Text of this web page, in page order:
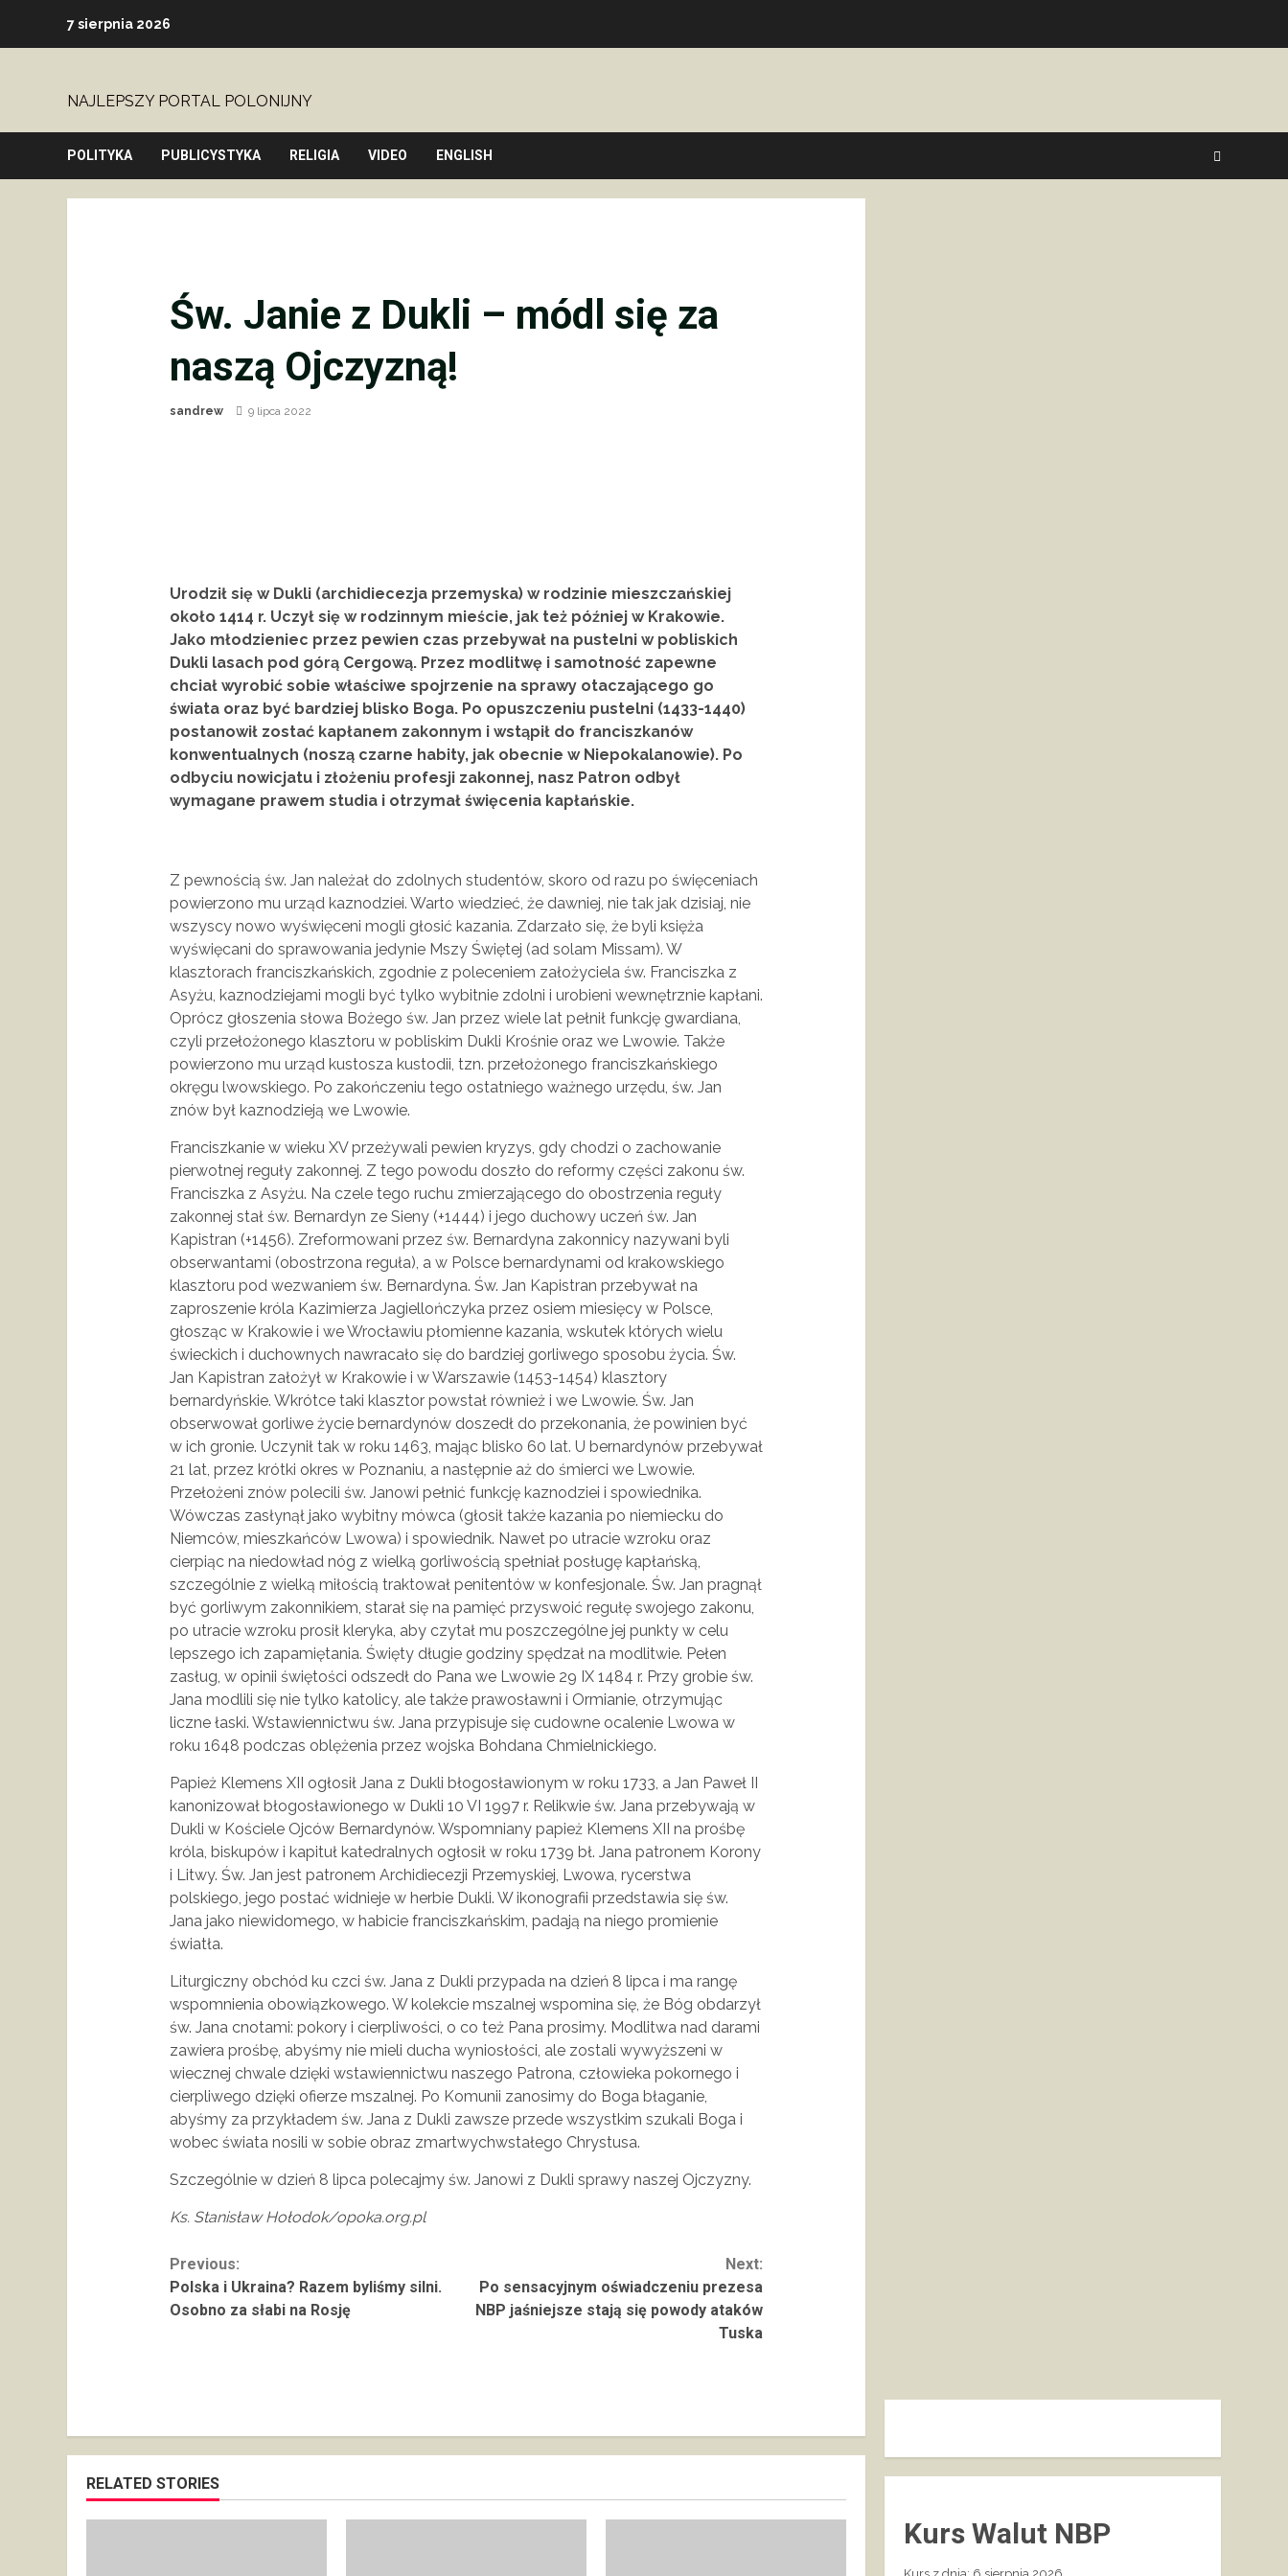
7 sierpnia 2026
NAJLEPSZY PORTAL POLONIJNY
POLITYKA PUBLICYSTYKA RELIGIA VIDEO ENGLISH
Św. Janie z Dukli – módl się za
naszą Ojczyzną!
sandrew 9 lipca 2022
Urodził się w Dukli (archidiecezja przemyska) w rodzinie mieszczańskiej
około 1414 r. Uczył się w rodzinnym mieście, jak też później w Krakowie.
Jako młodzieniec przez pewien czas przebywał na pustelni w pobliskich
Dukli lasach pod górą Cergową. Przez modlitwę i samotność zapewne
chciał wyrobić sobie właściwe spojrzenie na sprawy otaczającego go
świata oraz być bardziej blisko Boga. Po opuszczeniu pustelni (1433-1440)
postanowił zostać kapłanem zakonnym i wstąpił do franciszkanów
konwentualnych (noszą czarne habity, jak obecnie w Niepokalanowie). Po
odbyciu nowicjatu i złożeniu profesji zakonnej, nasz Patron odbył
wymagane prawem studia i otrzymał święcenia kapłańskie.
Z pewnością św. Jan należał do zdolnych studentów, skoro od razu po święceniach
powierzono mu urząd kaznodziei. Warto wiedzieć, że dawniej, nie tak jak dzisiaj, nie
wszyscy nowo wyświęceni mogli głosić kazania. Zdarzało się, że byli księża
wyświęcani do sprawowania jedynie Mszy Świętej (ad solam Missam). W
klasztorach franciszkańskich, zgodnie z poleceniem założyciela św. Franciszka z
Asyżu, kaznodziejami mogli być tylko wybitnie zdolni i urobieni wewnętrznie kapłani.
Oprócz głoszenia słowa Bożego św. Jan przez wiele lat pełnił funkcję gwardiana,
czyli przełożonego klasztoru w pobliskim Dukli Krośnie oraz we Lwowie. Także
powierzono mu urząd kustosza kustodii, tzn. przełożonego franciszkańskiego
okręgu lwowskiego. Po zakończeniu tego ostatniego ważnego urzędu, św. Jan
znów był kaznodzieją we Lwowie.
Franciszkanie w wieku XV przeżywali pewien kryzys, gdy chodzi o zachowanie
pierwotnej reguły zakonnej. Z tego powodu doszło do reformy części zakonu św.
Franciszka z Asyżu. Na czele tego ruchu zmierzającego do obostrzenia reguły
zakonnej stał św. Bernardyn ze Sieny (+1444) i jego duchowy uczeń św. Jan
Kapistran (+1456). Zreformowani przez św. Bernardyna zakonnicy nazywani byli
obserwantami (obostrzona reguła), a w Polsce bernardynami od krakowskiego
klasztoru pod wezwaniem św. Bernardyna. Św. Jan Kapistran przebywał na
zaproszenie króla Kazimierza Jagiellończyka przez osiem miesięcy w Polsce,
głosząc w Krakowie i we Wrocławiu płomienne kazania, wskutek których wielu
świeckich i duchownych nawracało się do bardziej gorliwego sposobu życia. Św.
Jan Kapistran założył w Krakowie i w Warszawie (1453-1454) klasztory
bernardyńskie. Wkrótce taki klasztor powstał również i we Lwowie. Św. Jan
obserwował gorliwe życie bernardynów doszedł do przekonania, że powinien być
w ich gronie. Uczynił tak w roku 1463, mając blisko 60 lat. U bernardynów przebywał
21 lat, przez krótki okres w Poznaniu, a następnie aż do śmierci we Lwowie.
Przełożeni znów polecili św. Janowi pełnić funkcję kaznodziei i spowiednika.
Wówczas zasłynął jako wybitny mówca (głosił także kazania po niemiecku do
Niemców, mieszkańców Lwowa) i spowiednik. Nawet po utracie wzroku oraz
cierpiąc na niedowład nóg z wielką gorliwością spełniał posługę kapłańską,
szczególnie z wielką miłością traktował penitentów w konfesjonale. Św. Jan pragnął
być gorliwym zakonnikiem, starał się na pamięć przyswoić regułę swojego zakonu,
po utracie wzroku prosił kleryka, aby czytał mu poszczególne jej punkty w celu
lepszego ich zapamiętania. Święty długie godziny spędzał na modlitwie. Pełen
zasług, w opinii świętości odszedł do Pana we Lwowie 29 IX 1484 r. Przy grobie św.
Jana modlili się nie tylko katolicy, ale także prawosławni i Ormianie, otrzymując
liczne łaski. Wstawiennictwu św. Jana przypisuje się cudowne ocalenie Lwowa w
roku 1648 podczas oblężenia przez wojska Bohdana Chmielnickiego.
Papież Klemens XII ogłosił Jana z Dukli błogosławionym w roku 1733, a Jan Paweł II
kanonizował błogosławionego w Dukli 10 VI 1997 r. Relikwie św. Jana przebywają w
Dukli w Kościele Ojców Bernardynów. Wspomniany papież Klemens XII na prośbę
króla, biskupów i kapituł katedralnych ogłosił w roku 1739 bł. Jana patronem Korony
i Litwy. Św. Jan jest patronem Archidiecezji Przemyskiej, Lwowa, rycerstwa
polskiego, jego postać widnieje w herbie Dukli. W ikonografii przedstawia się św.
Jana jako niewidomego, w habicie franciszkańskim, padają na niego promienie
światła.
Liturgiczny obchód ku czci św. Jana z Dukli przypada na dzień 8 lipca i ma rangę
wspomnienia obowiązkowego. W kolekcie mszalnej wspomina się, że Bóg obdarzył
św. Jana cnotami: pokory i cierpliwości, o co też Pana prosimy. Modlitwa nad darami
zawiera prośbę, abyśmy nie mieli ducha wyniosłości, ale zostali wywyższeni w
wiecznej chwale dzięki wstawiennictwu naszego Patrona, człowieka pokornego i
cierpliwego dzięki ofierze mszalnej. Po Komunii zanosimy do Boga błaganie,
abyśmy za przykładem św. Jana z Dukli zawsze przede wszystkim szukali Boga i
wobec świata nosili w sobie obraz zmartwychwstałego Chrystusa.
Szczególnie w dzień 8 lipca polecajmy św. Janowi z Dukli sprawy naszej Ojczyzny.
Ks. Stanisław Hołodok/opoka.org.pl
Continue
Reading
Previous:
Polska i Ukraina? Razem byliśmy silni.
Osobno za słabi na Rosję
Next:
Po sensacyjnym oświadczeniu prezesa
NBP jaśniejsze stają się powody ataków
Tuska
RELATED STORIES
Kurs Walut NBP